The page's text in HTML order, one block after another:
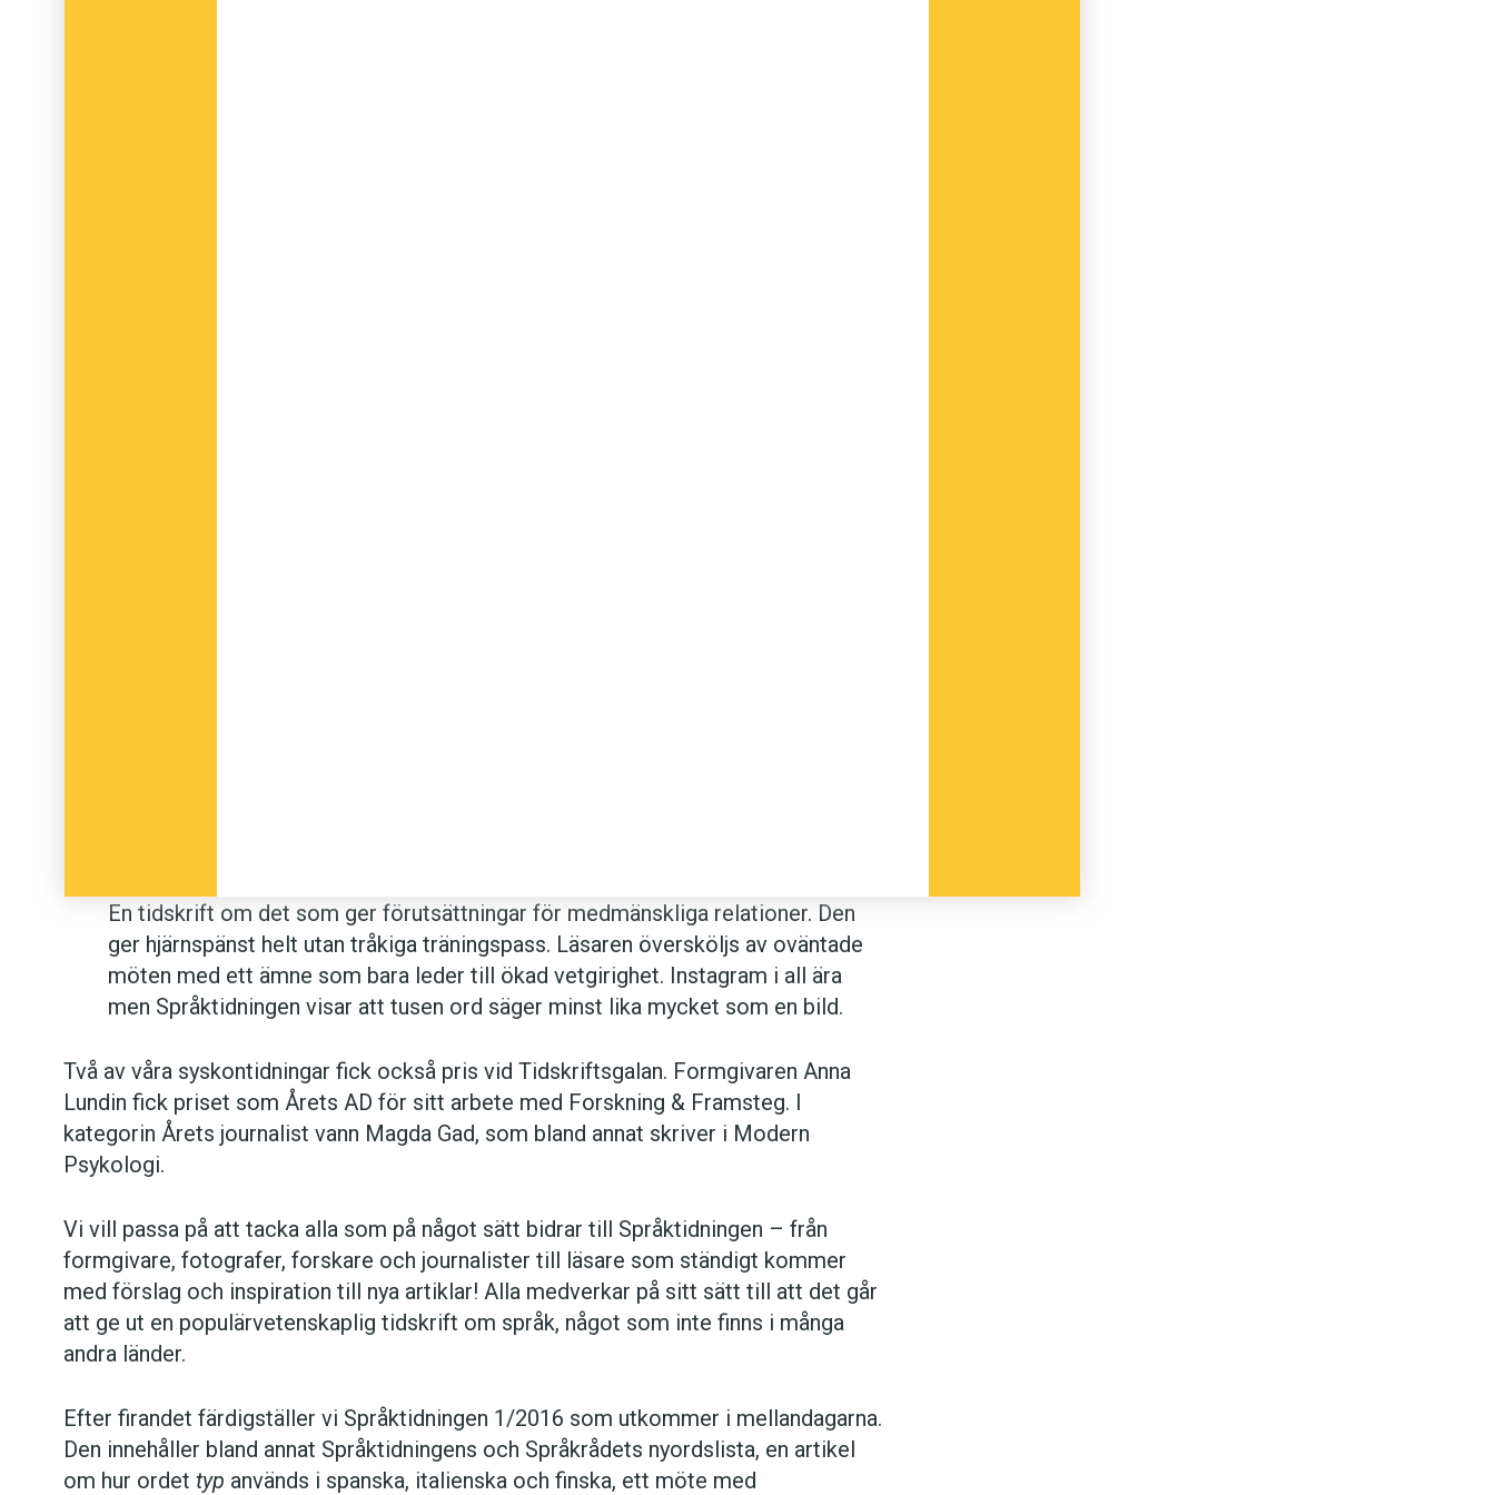
En tidskrift om det som ger förutsättningar för medmänskliga relationer. Den
ger hjärnspänst helt utan tråkiga träningspass. Läsaren översköljs av oväntade
möten med ett ämne som bara leder till ökad vetgirighet. Instagram i all ära
men Språktidningen visar att tusen ord säger minst lika mycket som en bild.
Två av våra syskontidningar fick också pris vid Tidskriftsgalan. Formgivaren Anna
Lundin fick priset som Årets AD för sitt arbete med Forskning & Framsteg. I
kategorin Årets journalist vann Magda Gad, som bland annat skriver i Modern
Psykologi.
Vi vill passa på att tacka alla som på något sätt bidrar till Språktidningen – från
formgivare, fotografer, forskare och journalister till läsare som ständigt kommer
med förslag och inspiration till nya artiklar! Alla medverkar på sitt sätt till att det går
att ge ut en populärvetenskaplig tidskrift om språk, något som inte finns i många
andra länder.
Efter firandet färdigställer vi Språktidningen 1/2016 som utkommer i mellandagarna.
Den innehåller bland annat Språktidningens och Språkrådets nyordslista, en artikel
om hur ordet typ används i spanska, italienska och finska, ett möte med